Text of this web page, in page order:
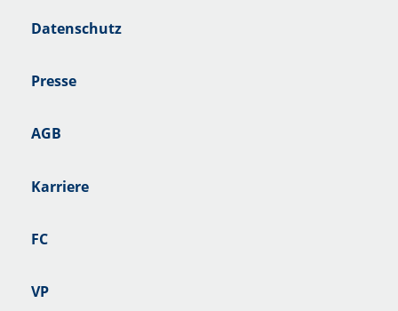
Datenschutz
Presse
AGB
Karriere
FC
VP